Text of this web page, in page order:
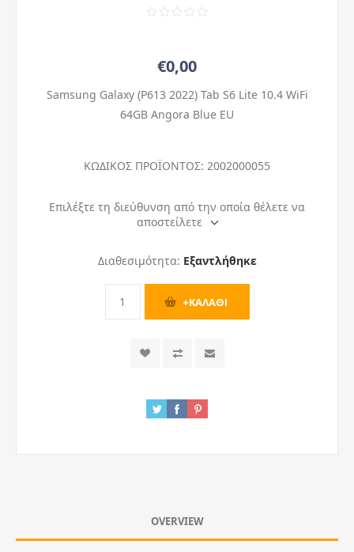
€0,00
Samsung Galaxy (P613 2022) Tab S6 Lite 10.4 WiFi
64GB Angora Blue EU
ΚΩΔΙΚΟΣ ΠΡΟΪΟΝΤΟΣ: 2002000055
Επιλέξτε τη διεύθυνση από την οποία θέλετε να
αποστείλετε
Διαθεσιμότητα: Εξαντλήθηκε
OVERVIEW